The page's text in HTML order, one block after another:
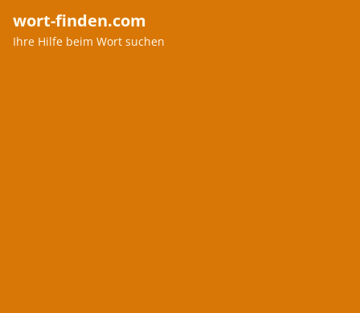
wort-finden.com
Ihre Hilfe beim Wort suchen